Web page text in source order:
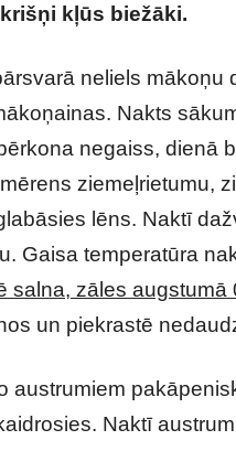
kļūs biežāki.
neliels mākoņu
Nakts
negaiss, dienā
ziemeļrietumu,
lēns. Naktī
Gaisa temperatūra
salna, zāles augstumā
un piekrastē
austrumiem
Naktī